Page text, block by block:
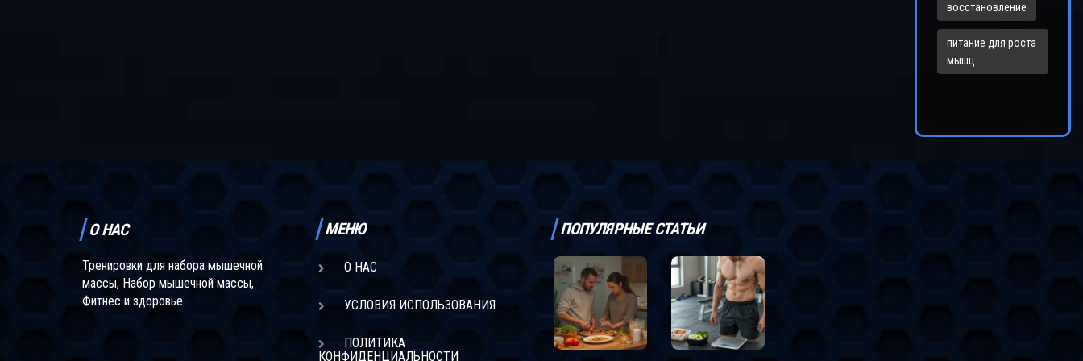
восстановление
питание для роста
мышц
О НАС
Тренировки для набора мышечной
массы, Набор мышечной массы,
Фитнес и здоровье
МЕНЮ
О НАС
УСЛОВИЯ ИСПОЛЬЗОВАНИЯ
ПОЛИТИКА
КОНФИДЕНЦИАЛЬНОСТИ
ПОПУЛЯРНЫЕ СТАТЬИ